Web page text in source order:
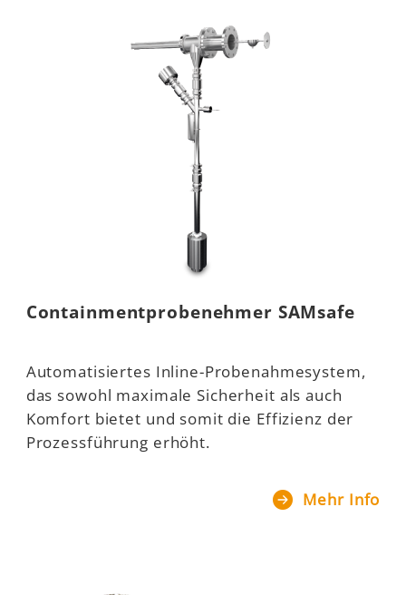
Containmentprobenehmer SAMsafe
Automatisiertes Inline-Probenahmesystem,
das sowohl maximale Sicherheit als auch
Komfort bietet und somit die Effizienz der
Prozessführung erhöht.
Mehr Info